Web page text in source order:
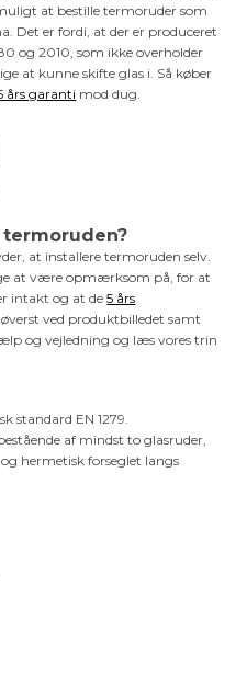
at bestille termoruder som
Det er fordi, at der er produceret
og 2010, som ikke overholder
at kunne skifte glas i. Så køber
års garanti mod dug.
at installere termoruden selv.
at være opmærksom på, for at
intakt og at de5 års
øverst ved produktbilledet samt
og vejledning og læs vores trin
standard EN 1279.
af mindst to glasruder,
hermetisk forseglet langs